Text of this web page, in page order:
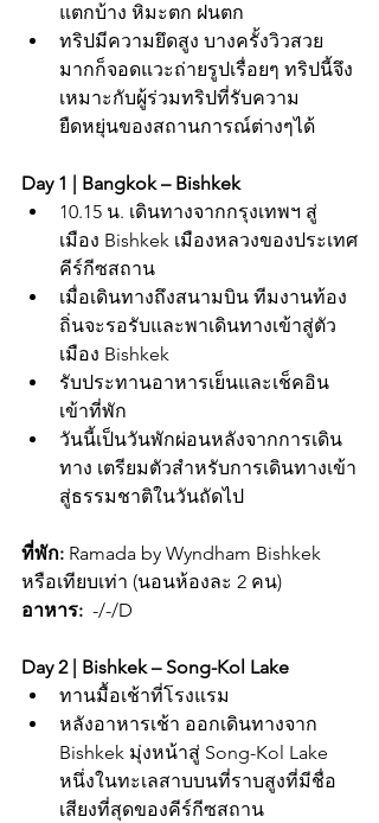
แตกบ้าง หิมะตก ฝนตก
ทริปมีความยึดสูง บางครั้งวิวสวย
มากก็จอดแวะถ่ายรูปเรื่อยๆ ทริปนี้จึง
เหมาะกับผู้ร่วมทริปที่รับความ
ยืดหยุ่นของสถานการณ์ต่างๆได้
Day 1 | Bangkok – Bishkek
10.15 น. เดินทางจากกรุงเทพฯ สู่
เมือง Bishkek เมืองหลวงของประเทศ
คีร์กีซสถาน
เมื่อเดินทางถึงสนามบิน ทีมงานท้อง
ถิ่นจะรอรับและพาเดินทางเข้าสู่ตัว
เมือง Bishkek
รับประทานอาหารเย็นและเช็คอิน
เข้าที่พัก
วันนี้เป็นวันพักผ่อนหลังจากการเดิน
ทาง เตรียมตัวสำหรับการเดินทางเข้า
สู่ธรรมชาติในวันถัดไป
ที่พัก: Ramada by Wyndham Bishkek
หรือเทียบเท่า (นอนห้องละ 2 คน)
อาหาร: -/-/D
Day 2 | Bishkek – Song-Kol Lake
ทานมื้อเช้าที่โรงแรม
หลังอาหารเช้า ออกเดินทางจาก
Bishkek มุ่งหน้าสู่ Song-Kol Lake
หนึ่งในทะเลสาบบนที่ราบสูงที่มีชื่อ
เสียงที่สุดของคีร์กีซสถาน